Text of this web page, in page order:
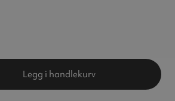
Legg i handlekurv